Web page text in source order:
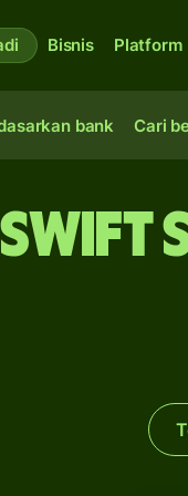
Bisnis Platform
bank Cari
Swift